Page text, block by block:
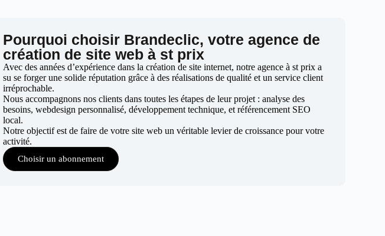
Pourquoi choisir Brandeclic, votre agence de
création de site web à st prix
Avec des années d’expérience dans la création de site internet, notre agence à st prix a
su se forger une solide réputation grâce à des réalisations de qualité et un service client
irréprochable.
Nous accompagnons nos clients dans toutes les étapes de leur projet : analyse des
besoins, webdesign personnalisé, développement technique, et référencement SEO
local.
Notre objectif est de faire de votre site web un véritable levier de croissance pour votre
activité.
Choisir un abonnement